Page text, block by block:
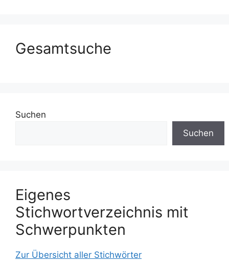
Gesamtsuche
Suchen
Suchen
Eigenes
Stichwortverzeichnis mit
Schwerpunkten
Zur Übersicht aller Stichwörter